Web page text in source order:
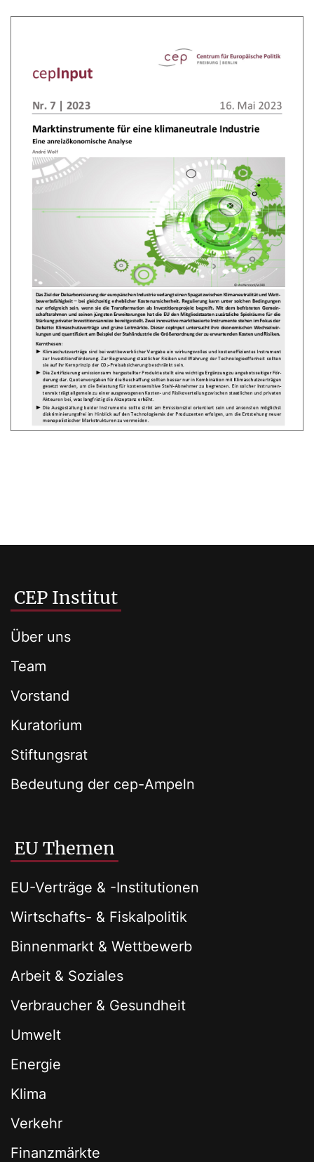
CEP Institut
Über uns
Team
Vorstand
Kuratorium
Stiftungsrat
Bedeutung der cep-Ampeln
EU Themen
EU-Verträge & -Institutionen
Wirtschafts- & Fiskalpolitik
Binnenmarkt & Wettbewerb
Arbeit & Soziales
Verbraucher & Gesundheit
Umwelt
Energie
Klima
Verkehr
Finanzmärkte